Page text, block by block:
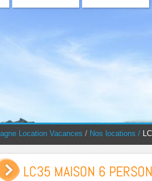
are here:Location Vacances / Nos locations /
LC35 MAISON 6